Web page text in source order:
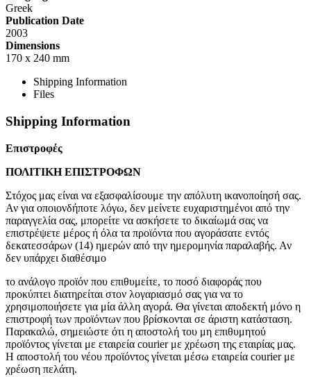
Greek
Publication Date
2003
Dimensions
170 x 240 mm
Shipping Information
Files
Shipping Information
Επιστροφές
ΠΟΛΙΤΙΚΗ ΕΠΙΣΤΡΟΦΩΝ
Στόχος μας είναι να εξασφαλίσουμε την απόλυτη ικανοποίησή σας.
Αν για οποιονδήποτε λόγω, δεν μείνετε ευχαριστημένοι από την
παραγγελία σας, μπορείτε να ασκήσετε το δικαίωμά σας να
επιστρέψετε μέρος ή όλα τα προϊόντα που αγοράσατε εντός
δεκατεσσάρων (14) ημερών από την ημερομηνία παραλαβής. Αν
δεν υπάρχει διαθέσιμο
το ανάλογο προϊόν που επιθυμείτε, το ποσό διαφοράς που
προκύπτει διατηρείται στον λογαριασμό σας για να το
χρησιμοποιήσετε για μία άλλη αγορά. Θα γίνεται αποδεκτή μόνο η
επιστροφή των προϊόντων που βρίσκονται σε άριστη κατάσταση.
Παρακαλώ, σημειώστε ότι η αποστολή του μη επιθυμητού
προϊόντος γίνεται με εταιρεία courier με χρέωση της εταιρίας μας.
Η αποστολή του νέου προϊόντος γίνεται μέσω εταιρεία courier με
χρέωση πελάτη.